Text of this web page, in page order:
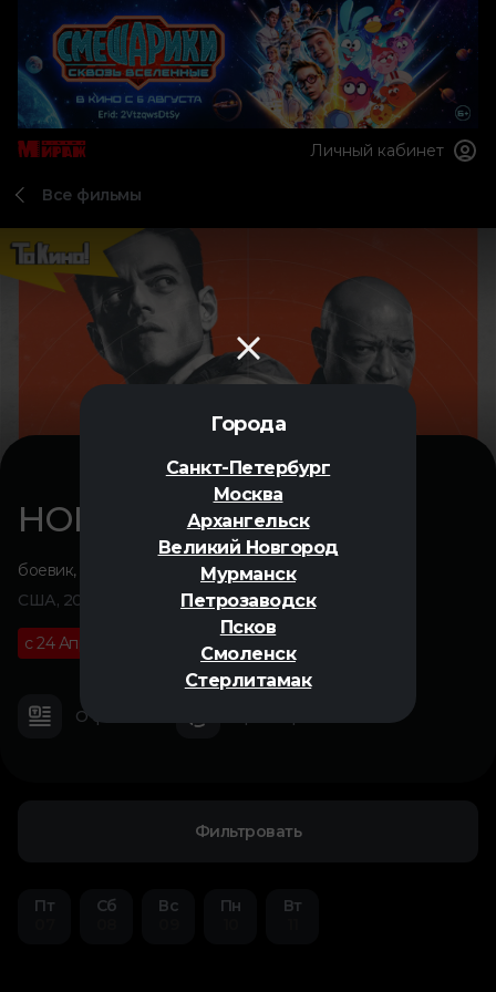
Города
Санкт-Петербург
Москва
Архангельск
Великий Новгород
Мурманск
Петрозаводск
Псков
Смоленск
Стерлитамак
Личный кабинет
Все фильмы
НОВИЧОК
боевик,триллер
США, 2025
с 24 Апреля 02 ч 02 м
О фильме
Фильтровать
Пт
Сб
Вс
Пн
Вт